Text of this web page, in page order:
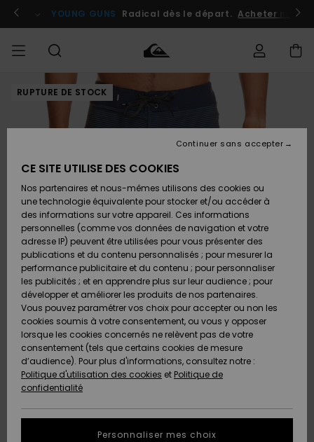
l'information
le
Se connecter / s'inscrire
YOUNG GUNS Radical dès le départ. Acheter
HOMME Vêtements
Chaussures
& Tongs
Surf
Snow
Nouveautés
A
Découvrir
Vêtements
Chaussures
& Tongs
Surf
Snow
Nouveautés
A
Découvrir
FEMME
Shop
A
Découvrir
Snow
SURF
Surf
Surf
Shop
Enfant
Highlights
Communauté
SNOW
Snow
Snow
Shop
Enfant
Snow
Shop
Femme
A
Découvrir
Communauté
OUTLET
Outlet
Enfant
Outlet
Femme
AIDE &
CONTACT
Accéder à
ma
Retours
Paiement
Carte
Cadeau
Quiksilver
Freedom
Protection
des
MAGASINS
QUIKSILVER
RUPTURE DE STOCK
CE SITE UTILISE DES COOKIES
Nos partenaires et nous-mêmes utilisons des cookies ou
une technologie équivalente pour stocker et/ou accéder à
des informations sur votre appareil. Ces informations
personnelles (comme vos données de navigation et votre
adresse IP) peuvent être utilisées pour vous présenter des
publications et du contenu personnalisés ; pour mesurer la
performance publicitaire et du contenu ; pour personnaliser
les publicités ; et en apprendre plus sur leur audience ; pour
développer et améliorer les produits de nos partenaires.
Vous pouvez paramétrer vos choix pour accepter ou non les
cookies soumis à votre consentement, ou vous y opposer
lorsque les cookies concernés ne relèvent pas de votre
consentement (tels que certains cookies de mesure
d’audience). Pour plus d'informations, consultez notre :
Politique d'utilisation des cookies et Politique de
confidentialité
Personnaliser mes choix
Continuer sans accepter